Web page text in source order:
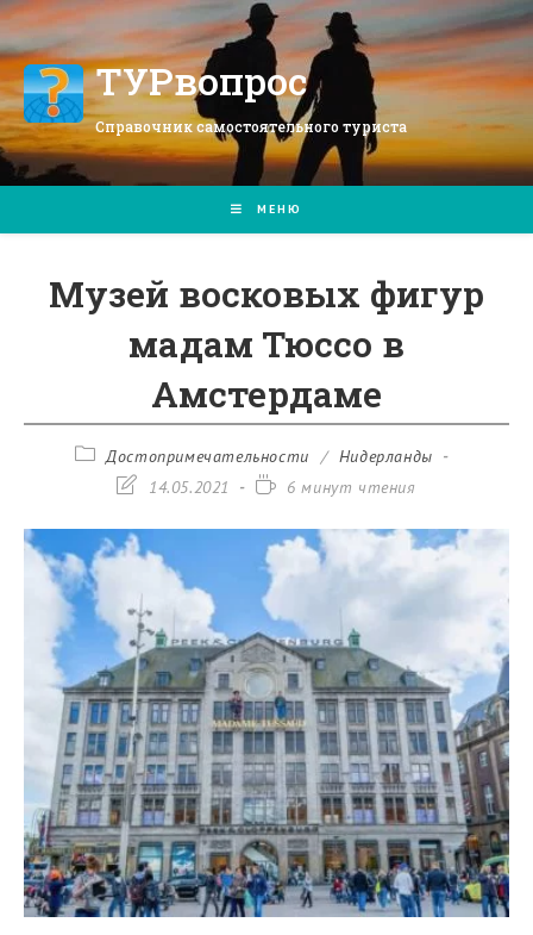
Перейти
к
содержимомуТУРвопрос
Справочник самостоятельного туриста
МЕНЮ
Музей восковых фигур
мадам Тюссо в
Амстердаме
Рубрика
записи:
Достопримечательности / Нидерланды
Запись14.05.2021
Время6 минут чтения